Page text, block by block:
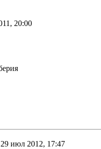
20:00
июл 2012, 17:47